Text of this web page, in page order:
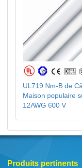
UL719 Nm-B de
Maison populaire
12AWG 600 V
Produits pertinents